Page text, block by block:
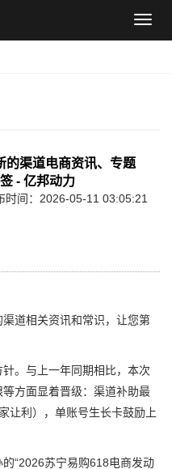
导
的渠道电商资讯、专题
- 亿邦动力
间：2026-05-11 03:05:21
道相关资讯和常识，让您第
。与上一年同期相比，本次
方面显着晋级：渠道补助最
让利），单账号生长卡鼓励上
“2026苏宁易购618电商发动